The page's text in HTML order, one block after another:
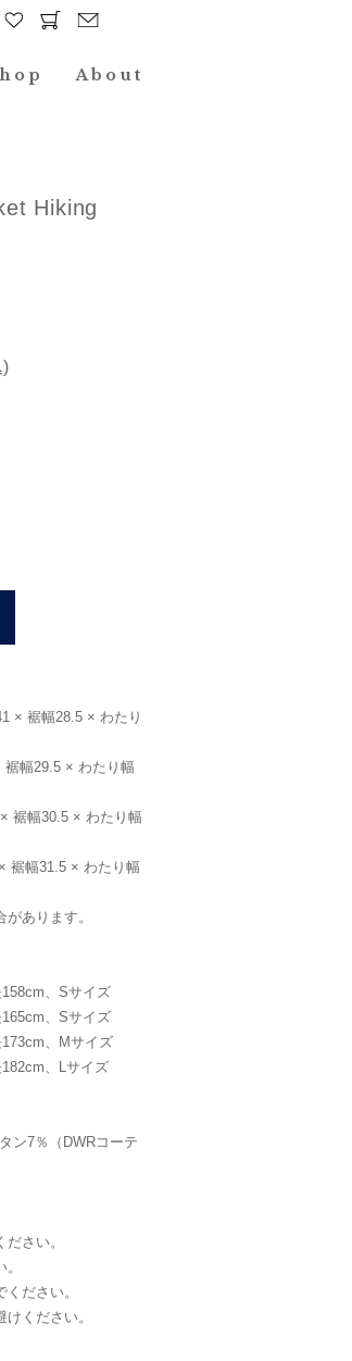
About
Hiking
)
× 裾幅28.5 × わたり
裾幅29.5 × わたり幅
裾幅30.5 × わたり幅
裾幅31.5 × わたり幅
あります。
、Sサイズ
、Sサイズ
、Mサイズ
、Lサイズ
ン7％（DWRコーテ
さい。
ださい。
ください。